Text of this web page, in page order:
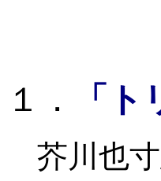
１． 「ト
芥川也寸